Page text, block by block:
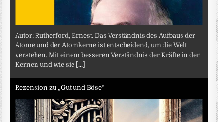
Autor: Rutherford, Ernest. Das Verständnis des Aufbaus der
Atome und der Atomkerne ist entscheidend, um die Welt
verstehen. Mit einem besseren Verständnis der Kräfte in den
Kernen und wie sie [...]
Rezension zu „Gut und Böse“